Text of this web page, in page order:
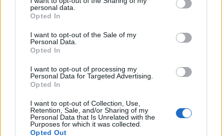
personal data.
Opted In
I want to opt-out of the Sale of my
Personal Data.
Opted In
I want to opt-out of processing my
Personal Data for Targeted Advertising.
Opted In
I want to opt-out of Collection, Use,
Retention, Sale, and/or Sharing of my
Personal Data that Is Unrelated with the
Purposes for which it was collected.
Opted Out